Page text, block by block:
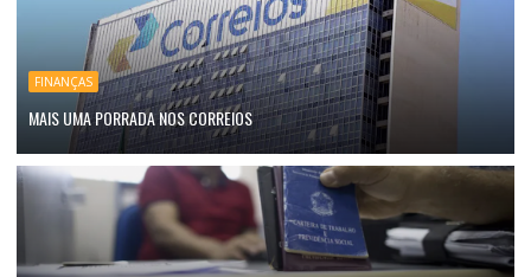
FINANÇAS
MAIS UMA PORRADA NOS CORREIOS